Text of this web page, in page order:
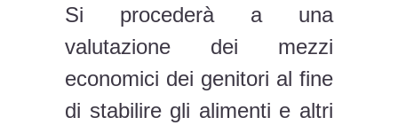
Si procederà a una
valutazione dei mezzi
economici dei genitori al fine
di stabilire gli alimenti e altri